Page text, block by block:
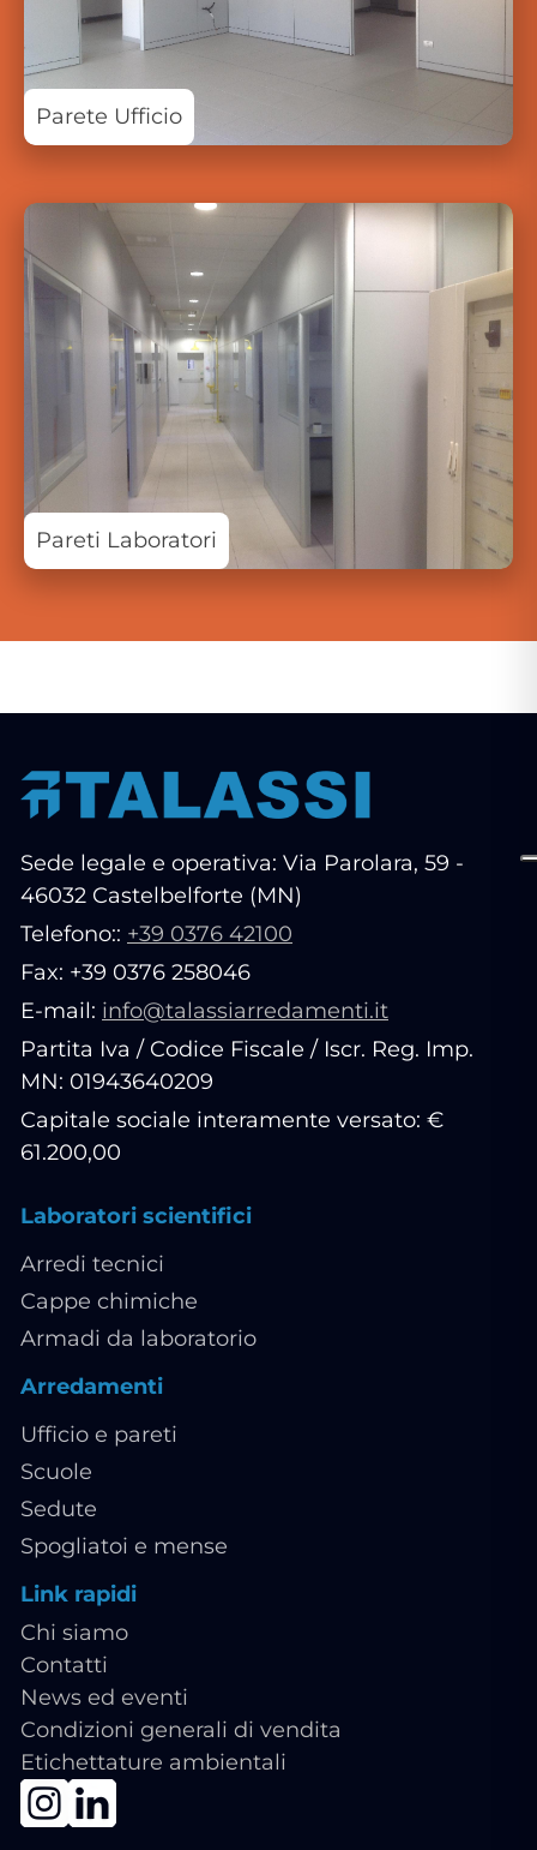
Parete Ufficio
Pareti Laboratori
Sede legale e operativa: Via Parolara, 59 -
46032 Castelbelforte (MN)
Telefono:: +39 0376 42100
Fax: +39 0376 258046
E-mail: info@talassiarredamenti.it
Partita Iva / Codice Fiscale / Iscr. Reg. Imp.
MN: 01943640209
Capitale sociale interamente versato: €
61.200,00
Laboratori scientifici
Arredi tecnici
Cappe chimiche
Armadi da laboratorio
Arredamenti
Ufficio e pareti
Scuole
Sedute
Spogliatoi e mense
Link rapidi
Chi siamo
Contatti
News ed eventi
Condizioni generali di vendita
Etichettature ambientali